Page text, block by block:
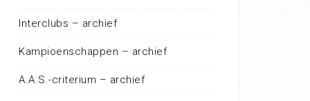
Interclubs – archief
Kampioenschappen – archief
A.A.S.-criterium – archief